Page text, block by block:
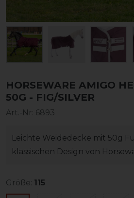
HORSEWARE AMIGO
50G - FIG/SILVER
Art.-Nr: 6893
Leichte Weidedecke mit 50g
klassischen Design von
Größe: 115